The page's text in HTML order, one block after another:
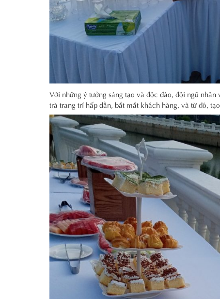
Với những ý tưởng sáng tạo và độc đáo, đội ngũ
trà trang trí hấp dẫn, bắt mắt khách hàng, và từ đó,